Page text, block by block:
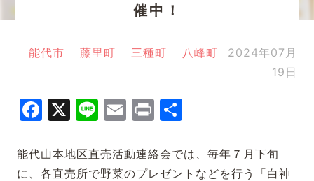
催中！
能代市 藤里町 三種町 八峰町
2024年07月
19日
Facebook
X LineEmail
Print
能代山本地区直売活動連絡会では、毎年７月下旬
に、各直売所で野菜のプレゼントなどを行う「白神